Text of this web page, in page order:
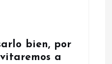
bien, por
a